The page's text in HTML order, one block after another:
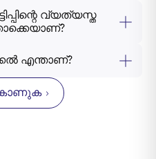
വ്യത്യസ്ത
എന്താണ്?
കാണുക